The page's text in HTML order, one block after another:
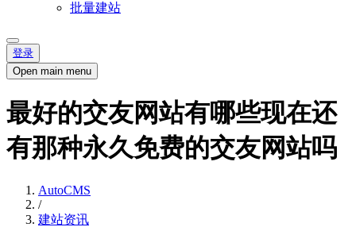
批量建站
登录
Open main menu
最好的交友网站有哪些现在还
有那种永久免费的交友网站吗
AutoCMS
/
建站资讯